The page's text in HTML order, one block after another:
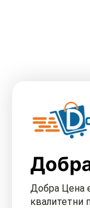
Добра Цена
квалитетни